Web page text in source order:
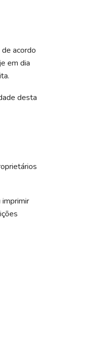
acordo
em dia
desta